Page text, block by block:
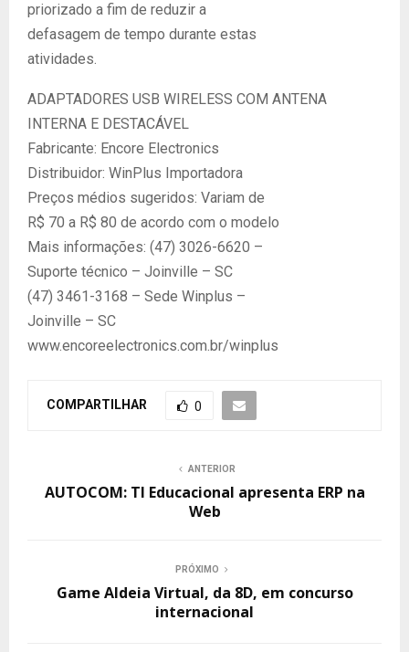
priorizado a fim de reduzir a
defasagem de tempo durante estas
atividades.
ADAPTADORES USB WIRELESS COM ANTENA
INTERNA E DESTACÁVEL
Fabricante: Encore Electronics
Distribuidor: WinPlus Importadora
Preços médios sugeridos: Variam de
R$ 70 a R$ 80 de acordo com o modelo
Mais informações: (47) 3026-6620 –
Suporte técnico – Joinville – SC
(47) 3461-3168 – Sede Winplus –
Joinville – SC
www.encoreelectronics.com.br/winplus
COMPARTILHAR 0
ANTERIOR
AUTOCOM: TI Educacional apresenta ERP na
Web
PRÓXIMO
Game Aldeia Virtual, da 8D, em concurso
internacional